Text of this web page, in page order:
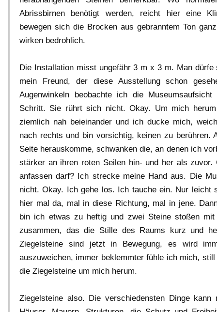
Abrissbirnen benötigt werden, reicht hier eine
bewegen sich die Brocken aus gebranntem Ton
wirken bedrohlich.
Die Installation misst ungefähr 3 m x 3 m. Man dürfe
mein Freund, der diese Ausstellung schon
Augenwinkeln beobachte ich die
Schritt. Sie rührt sich nicht. Okay. Um mich
ziemlich nah beieinander und ich ducke mich,
nach rechts und bin vorsichtig, keinen zu berühren.
Seite herauskomme, schwanken die, an denen ich
stärker an ihren roten Seilen hin- und her als zuvor.
anfassen darf? Ich strecke meine Hand aus. Die
nicht. Okay. Ich gehe los. Ich tauche ein. Nur leicht
hier mal da, mal in diese Richtung, mal in jene.
bin ich etwas zu heftig und zwei Steine stoßen mit
zusammen, das die Stille des Raums kurz und
Ziegelsteine sind jetzt in Bewegung, es wird
auszuweichen, immer beklemmter fühle ich mich,
die Ziegelsteine um mich herum.
Ziegelsteine also. Die verschiedensten Dinge kann